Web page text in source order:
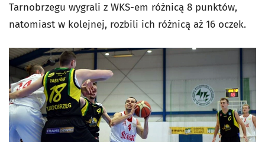
Tarnobrzegu wygrali z WKS-em różnicą 8 punktów,
natomiast w kolejnej, rozbili ich różnicą aż 16 oczek.